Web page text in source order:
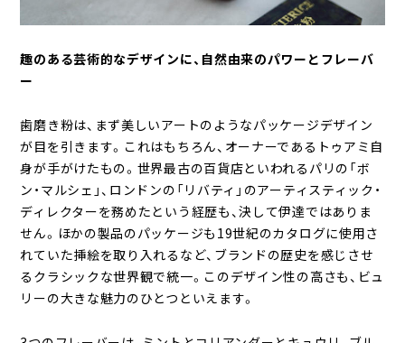
趣のある芸術的なデザインに、自然由来のパワーとフレーバ
ー
歯磨き粉は、まず美しいアートのようなパッケージデザイン
が目を引きます。これはもちろん、オーナーであるトゥアミ自
身が手がけたもの。世界最古の百貨店といわれるパリの「ボ
ン・マルシェ」、ロンドンの「リバティ」のアーティスティック・
ディレクターを務めたという経歴も、決して伊達ではありま
せん。ほかの製品のパッケージも19世紀のカタログに使用さ
れていた挿絵を取り入れるなど、ブランドの歴史を感じさせ
るクラシックな世界観で統一。このデザイン性の高さも、ビュ
リーの大きな魅力のひとつといえます。